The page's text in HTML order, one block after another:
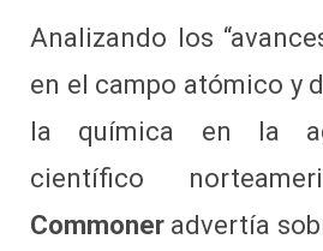
Analizando los
en el campo atómico y
la química en la
científico
Commoner advertía